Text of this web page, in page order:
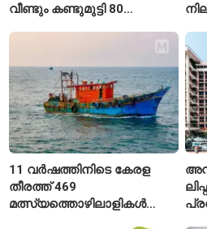
വീണ്ടും കണ്ടുമുട്ടി 80
11 വർഷത്തിനിടെ കേരള
തീരത്ത് 469
മത്സ്യത്തൊഴിലാളികൾ